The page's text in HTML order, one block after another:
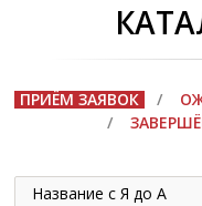
ПРИЁМ ЗАЯВОК /
/
Название с Я до А